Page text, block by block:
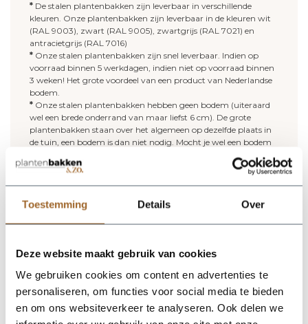
Toestemming Details Over
Deze website maakt gebruik van cookies
We gebruiken cookies om content en advertenties te
personaliseren, om functies voor social media te bieden
en om ons websiteverkeer te analyseren. Ook delen we
* De stalen plantenbakken zijn leverbaar in verschillende
kleuren. Onze plantenbakken zijn leverbaar in de kleuren wit
(RAL 9003), zwart (RAL 9005), zwartgrijs (RAL 7021) en
antracietgrijs (RAL 7016)
* Onze stalen plantenbakken zijn snel leverbaar. Indien op
voorraad binnen 5 werkdagen, indien niet op voorraad binnen
3 weken! Het grote voordeel van een product van Nederlandse
bodem.
* Onze stalen plantenbakken hebben geen bodem (uiteraard
wel een brede onderrand van maar liefst 6 cm). De grote
plantenbakken staan over het algemeen op dezelfde plaats in
de tuin, een bodem is dan niet nodig. Mocht je wel een bodem
willen? Geen probleem; onze grote plantenbakken zijn op
aanvraag ook te bestellen met bodem. Deze bodem is voorzien
verder.
Vullen van een grote plantenbak:
Kies je voor een grote stalen plantenbak zonder bodem? Maak
dan gebruik van potgrond, je hebt geen hydrokorrels nodig.
Voor deze plantenbak heb je ongeveer 26 zakken potgrond
nodig.